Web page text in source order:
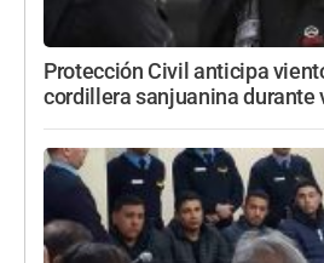
Protección Civil anticipa
cordillera sanjuanina durante